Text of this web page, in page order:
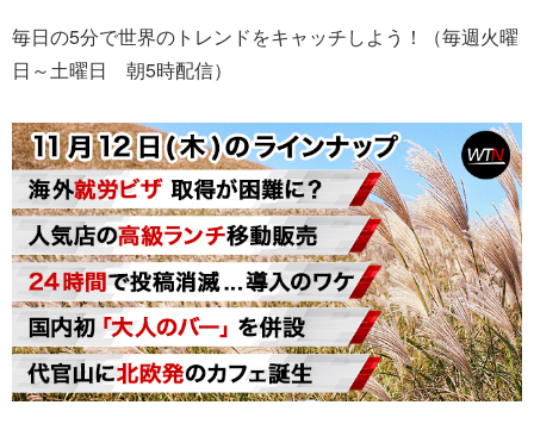
毎日の5分で世界のトレンドをキャッチしよう！（毎週火曜
日～土曜日 朝5時配信）